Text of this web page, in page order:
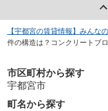
【宇都宮の賃貸情報】みんな
件の構造は？コンクリートブ
市区町村から探す
宇都宮市
町名から探す